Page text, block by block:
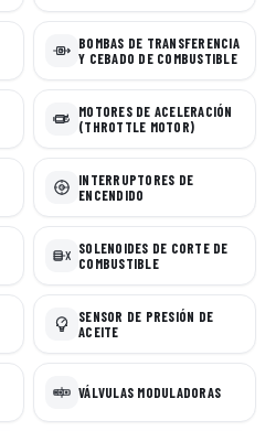
BOMBAS DE TRANSFERENCIA
Y CEBADO DE COMBUSTIBLE
MOTORES DE ACELERACIÓN
(THROTTLE MOTOR)
INTERRUPTORES DE
ENCENDIDO
SOLENOIDES DE CORTE DE
COMBUSTIBLE
SENSOR DE PRESIÓN DE
ACEITE
VÁLVULAS MODULADORAS